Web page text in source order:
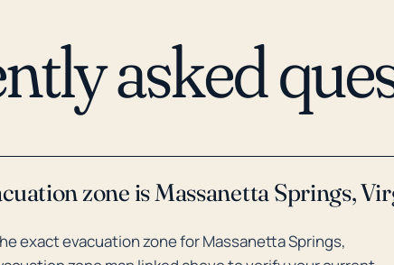
asked
zone is Massanetta Springs,
exact evacuation zone for Massanetta Springs,